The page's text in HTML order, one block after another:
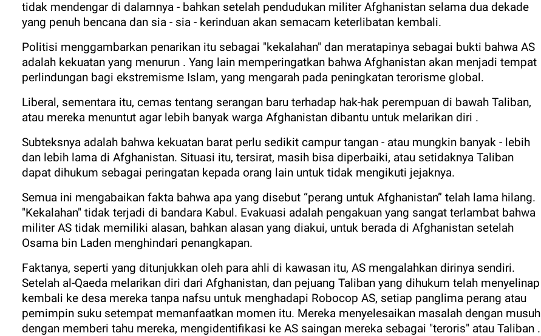
tidak mendengar di dalamnya - bahkan setelah pendudukan militer Afghanistan selama dua dekade
yang penuh bencana dan sia - sia - kerinduan akan semacam keterlibatan kembali.
Politisi menggambarkan penarikan itu sebagai "kekalahan" dan meratapinya sebagai bukti bahwa AS
adalah kekuatan yang menurun . Yang lain memperingatkan bahwa Afghanistan akan menjadi tempat
perlindungan bagi ekstremisme Islam, yang mengarah pada peningkatan terorisme global.
Liberal, sementara itu, cemas tentang serangan baru terhadap hak-hak perempuan di bawah Taliban,
atau mereka menuntut agar lebih banyak warga Afghanistan dibantu untuk melarikan diri .
Subteksnya adalah bahwa kekuatan barat perlu sedikit campur tangan - atau mungkin banyak - lebih
dan lebih lama di Afghanistan. Situasi itu, tersirat, masih bisa diperbaiki, atau setidaknya Taliban
dapat dihukum sebagai peringatan kepada orang lain untuk tidak mengikuti jejaknya.
Semua ini mengabaikan fakta bahwa apa yang disebut “perang untuk Afghanistan” telah lama hilang.
"Kekalahan" tidak terjadi di bandara Kabul. Evakuasi adalah pengakuan yang sangat terlambat bahwa
militer AS tidak memiliki alasan, bahkan alasan yang diakui, untuk berada di Afghanistan setelah
Osama bin Laden menghindari penangkapan.
Faktanya, seperti yang ditunjukkan oleh para ahli di kawasan itu, AS mengalahkan dirinya sendiri.
Setelah al-Qaeda melarikan diri dari Afghanistan, dan pejuang Taliban yang dihukum telah menyelinap
kembali ke desa mereka tanpa nafsu untuk menghadapi Robocop AS, setiap panglima perang atau
pemimpin suku setempat memanfaatkan momen itu. Mereka menyelesaikan masalah dengan musuh
dengan memberi tahu mereka, mengidentifikasi ke AS saingan mereka sebagai "teroris" atau Taliban .